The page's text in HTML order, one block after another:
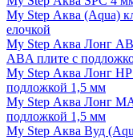
My Step Аква (Aqua)
елочкой
My Step Аква Лонг
ABA плите с
My Step Аква Лонг
подложкой 1,5 мм
My Step Аква Лонг
подложкой 1,5 мм
My Step Аква Вуд